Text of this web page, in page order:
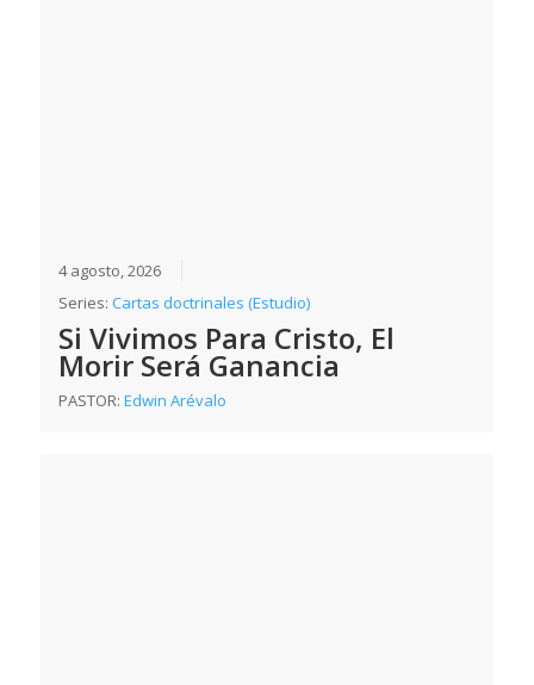
4 agosto, 2026
Series:Cartas doctrinales (Estudio)
Si Vivimos Para Cristo, El
Morir Será Ganancia
PASTOR:Edwin Arévalo